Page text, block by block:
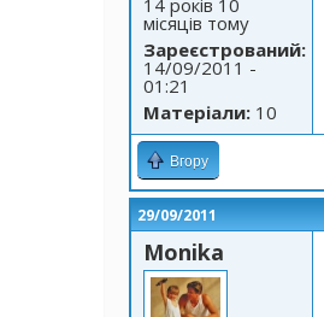
14 років 10
місяців тому
Зареєстрований:
14/09/2011 -
01:21
Матеріали: 10
Вгору
29/09/2011
Monika